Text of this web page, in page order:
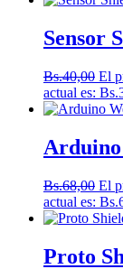
Sensor
Bs.40,00 El
actual es:
Arduino
Bs.68,00 El
actual es:
Proto